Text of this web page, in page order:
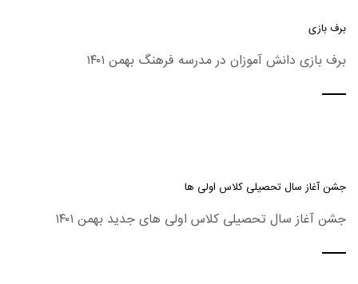
برف بازی
برف بازی دانش آموزان در مدرسه فرهنگ بهمن ۱۴۰۱
جشن آغاز سال تحصیلی کلاس اولی ها
جشن آغاز سال تحصیلی کلاس اولی های جدید بهمن ۱۴۰۱